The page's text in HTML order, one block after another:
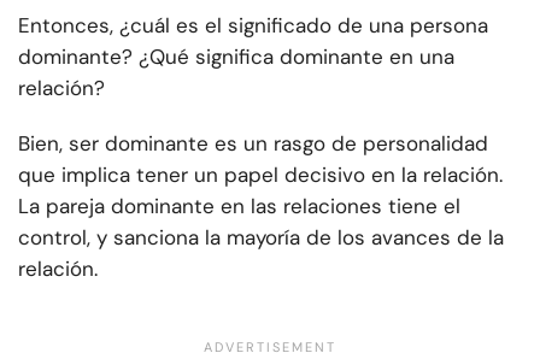
Entonces, ¿cuál es el significado de una persona
dominante? ¿Qué significa dominante en una
relación?
Bien, ser dominante es un rasgo de personalidad
que implica tener un papel decisivo en la relación.
La pareja dominante en las relaciones tiene el
control, y sanciona la mayoría de los avances de la
relación.